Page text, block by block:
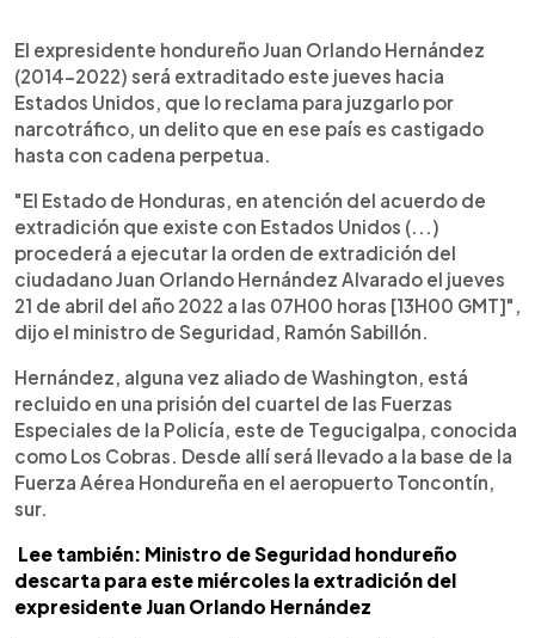
Escuchar artículo
El expresidente hondureño Juan Orlando Hernández
(2014-2022) será extraditado este jueves hacia
Estados Unidos, que lo reclama para juzgarlo por
narcotráfico, un delito que en ese país es castigado
hasta con cadena perpetua.
"El Estado de Honduras, en atención del acuerdo de
extradición que existe con Estados Unidos (...)
procederá a ejecutar la orden de extradición del
ciudadano Juan Orlando Hernández Alvarado el jueves
21 de abril del año 2022 a las 07H00 horas [13H00 GMT]",
dijo el ministro de Seguridad, Ramón Sabillón.
Hernández, alguna vez aliado de Washington, está
recluido en una prisión del cuartel de las Fuerzas
Especiales de la Policía, este de Tegucigalpa, conocida
como Los Cobras. Desde allí será llevado a la base de la
Fuerza Aérea Hondureña en el aeropuerto Toncontín,
sur.
Lee también: Ministro de Seguridad hondureño
descarta para este miércoles la extradición del
expresidente Juan Orlando Hernández